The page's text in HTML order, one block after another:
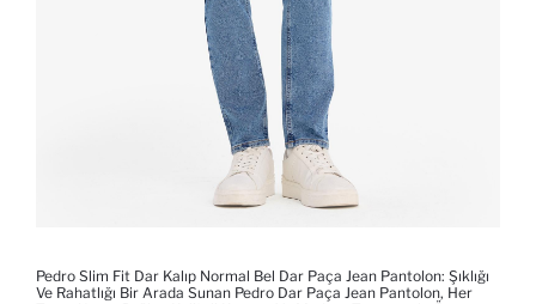
Pedro Slim Fit Dar Kalıp Normal Bel Dar Paça Jean Pantolon: Şıklığı
Ve Rahatlığı Bir Arada Sunan Pedro Dar Paça Jean Pantolon, Her